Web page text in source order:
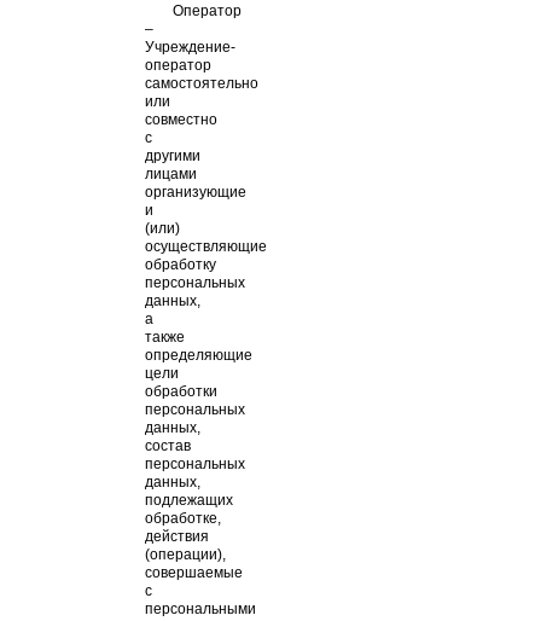
Оператор
–
Учреждение-
оператор
самостоятельно
или
совместно
с
другими
лицами
организующие
и
(или)
осуществляющие
обработку
персональных
данных,
а
также
определяющие
цели
обработки
персональных
данных,
состав
персональных
данных,
подлежащих
обработке,
действия
(операции),
совершаемые
с
персональными